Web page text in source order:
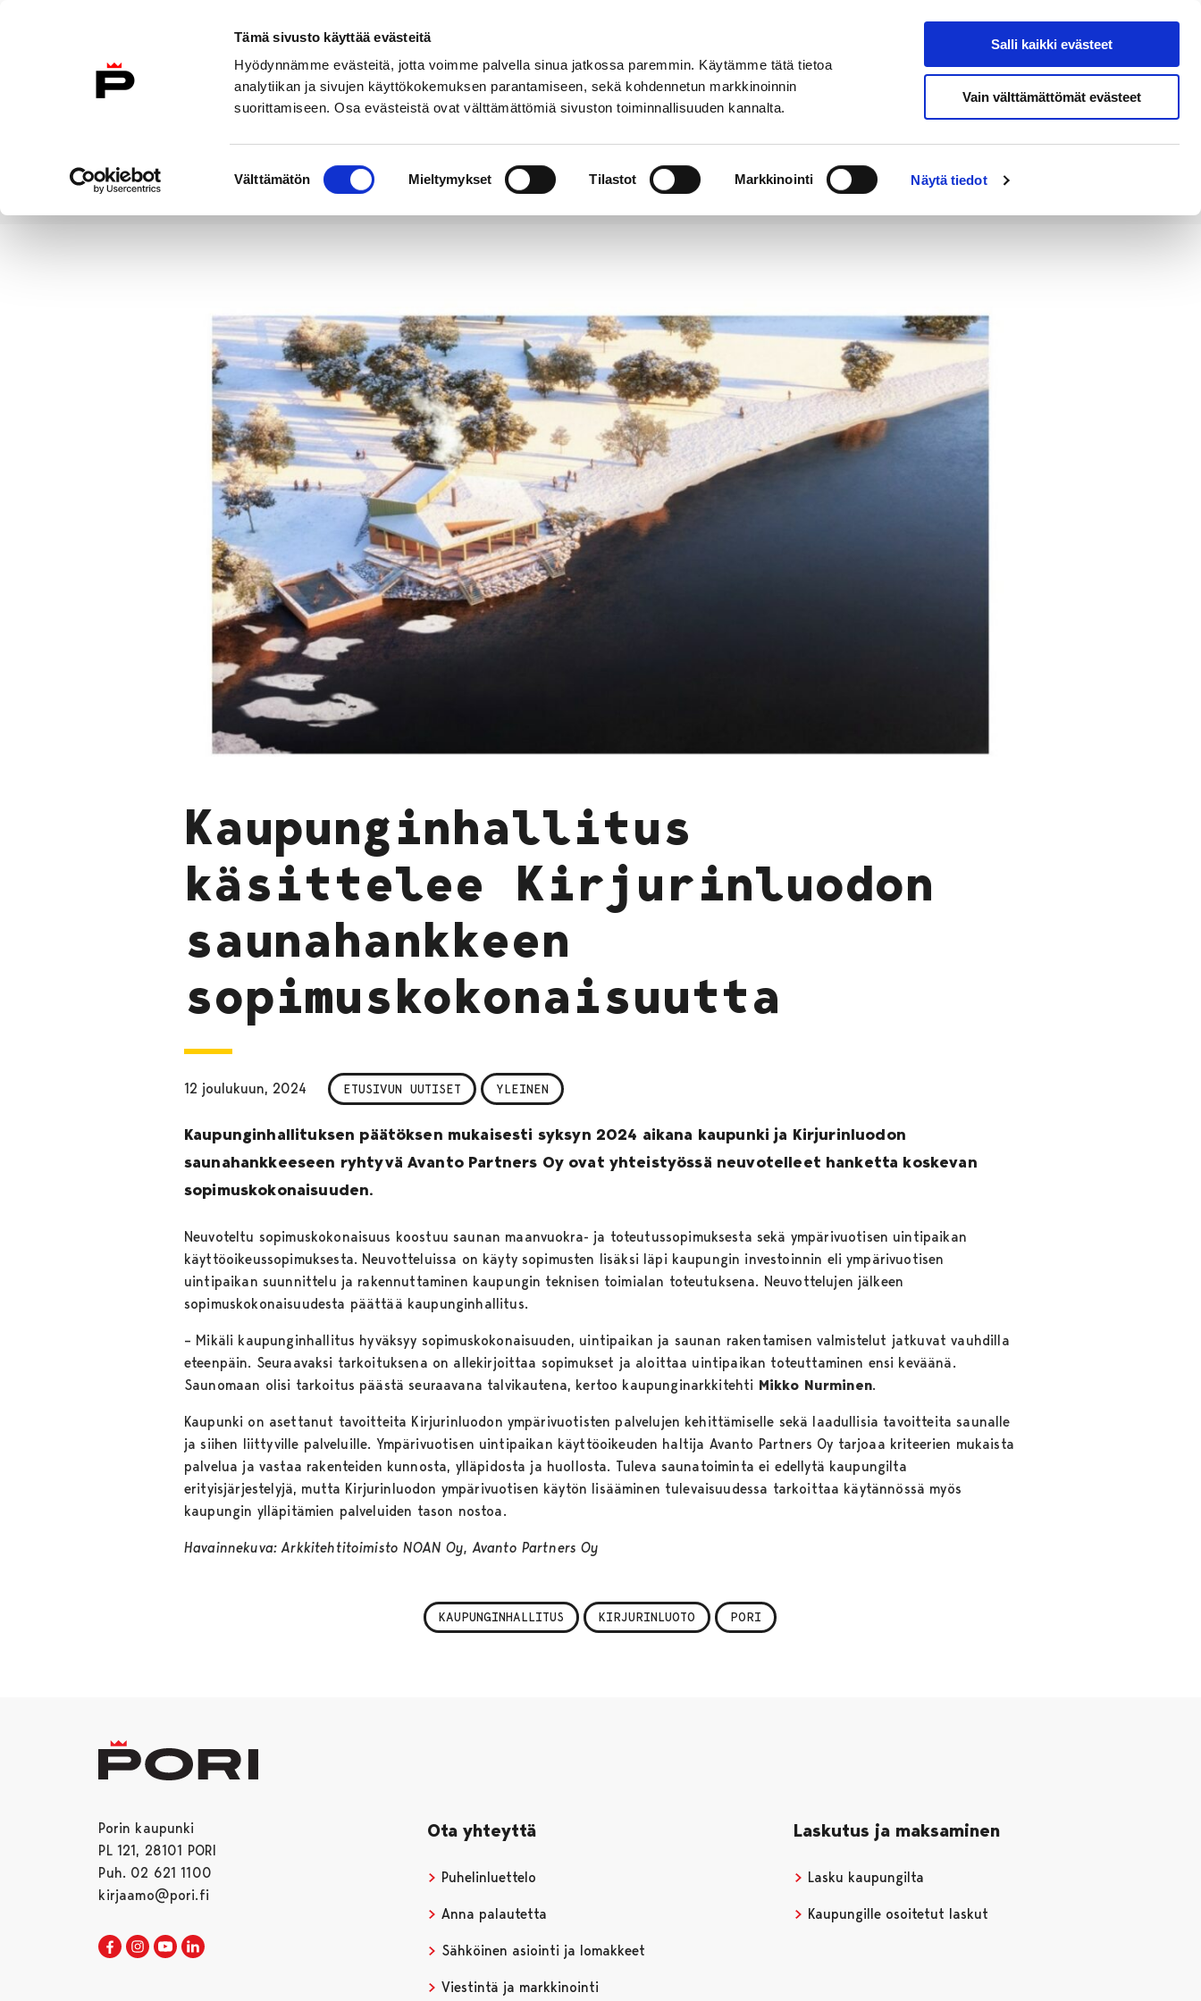
Tämä sivusto käyttää evästeitä
Hyödynnämme evästeitä, jotta voimme palvella sinua jatkossa paremmin. Käytämme tätä tietoa
analytiikan ja sivujen käyttökokemuksen parantamiseen, sekä kohdennetun markkinoinnin
suorittamiseen. Osa evästeistä ovat välttämättömiä sivuston toiminnallisuuden kannalta.
valinta
Välttämätön Mieltymykset Tilastot Markkinointi Näytä tiedot
Salli kaikki evästeet
Vain välttämättömät evästeet
Etusivulle
Hae sivustolta
Etusivu
Kaupunginhallitus
käsittelee Kirjurinluodon
saunahankkeen
sopimuskokonaisuutta
12 joulukuun, 2024 ETUSIVUN UUTISET YLEINEN
Kaupunginhallituksen päätöksen mukaisesti syksyn 2024 aikana kaupunki ja Kirjurinluodon
saunahankkeeseen ryhtyvä Avanto Partners Oy ovat yhteistyössä neuvotelleet hanketta koskevan
sopimuskokonaisuuden.
Neuvoteltu sopimuskokonaisuus koostuu saunan maanvuokra- ja toteutussopimuksesta sekä ympärivuotisen uintipaikan
käyttöoikeussopimuksesta. Neuvotteluissa on käyty sopimusten lisäksi läpi kaupungin investoinnin eli ympärivuotisen
uintipaikan suunnittelu ja rakennuttaminen kaupungin teknisen toimialan toteutuksena. Neuvottelujen jälkeen
sopimuskokonaisuudesta päättää kaupunginhallitus.
– Mikäli kaupunginhallitus hyväksyy sopimuskokonaisuuden, uintipaikan ja saunan rakentamisen valmistelut jatkuvat vauhdilla
eteenpäin. Seuraavaksi tarkoituksena on allekirjoittaa sopimukset ja aloittaa uintipaikan toteuttaminen ensi keväänä.
Saunomaan olisi tarkoitus päästä seuraavana talvikautena, kertoo kaupunginarkkitehti Mikko Nurminen.
Kaupunki on asettanut tavoitteita Kirjurinluodon ympärivuotisten palvelujen kehittämiselle sekä laadullisia tavoitteita saunalle
ja siihen liittyville palveluille. Ympärivuotisen uintipaikan käyttöoikeuden haltija Avanto Partners Oy tarjoaa kriteerien mukaista
palvelua ja vastaa rakenteiden kunnosta, ylläpidosta ja huollosta. Tuleva saunatoiminta ei edellytä kaupungilta
erityisjärjestelyjä, mutta Kirjurinluodon ympärivuotisen käytön lisääminen tulevaisuudessa tarkoittaa käytännössä myös
kaupungin ylläpitämien palveluiden tason nostoa.
Havainnekuva: Arkkitehtitoimisto NOAN Oy, Avanto Partners Oy
KAUPUNGINHALLITUS KIRJURINLUOTO PORI
Porin kaupunki
PL 121, 28101 PORI
Puh. 02 621 1100
kirjaamo@pori.fi
Porin kaupunki Facebookissa
Avautuu uudessa välilehdessä
Porin kaupunki Instagramissa
Avautuu uudessa välilehdessä
Porin kaupunki Youtubessa
Avautuu uudessa välilehdessä
Ota yhteyttä
Puhelinluettelo
Anna palautetta
Sähköinen asiointi ja lomakkeet
Viestintä ja markkinointi
Laskutus ja maksaminen
Lasku kaupungilta
Kaupungille osoitetut laskut